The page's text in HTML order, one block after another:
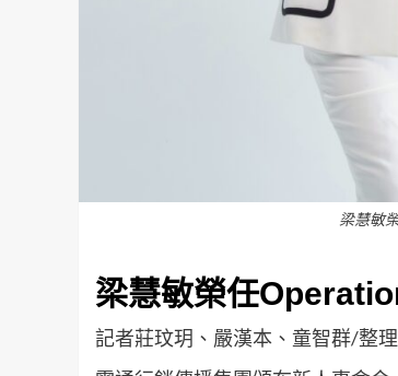
梁慧敏
梁慧敏榮任
記者莊玟玥、嚴漢本、童智群/整